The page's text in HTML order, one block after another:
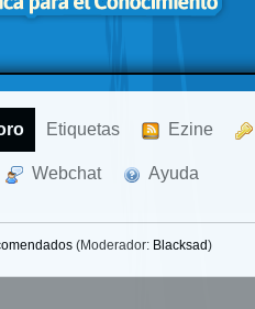
Etiquetas Ezine
Webchat Ayuda
(Moderador: Blacksad )